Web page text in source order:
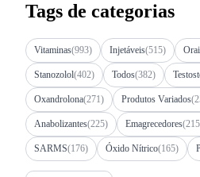
Tags de categorias
Vitaminas(993) Injetáveis(515)
Stanozolol(402) Todos(382)
Oxandrolona(271) Produtos Variados
Anabolizantes(225) Emagrecedores
SARMS(176) Óxido Nítrico(165)